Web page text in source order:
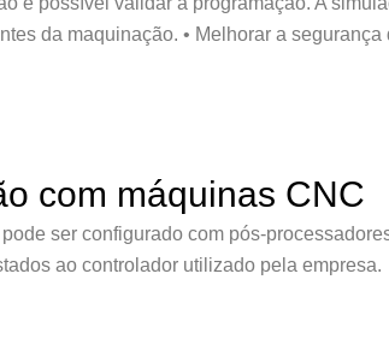
da maquinação. • Melhorar a segurança
com máquinas CNC
pode ser configurado com pós-
ao controlador utilizado pela empresa.